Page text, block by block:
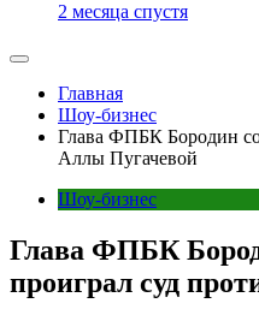
2 месяца спустя
Главная
Шоу-бизнес
Глава ФПБК Бородин
Аллы Пугачевой
Шоу-бизнес
Глава ФПБК
проиграл суд